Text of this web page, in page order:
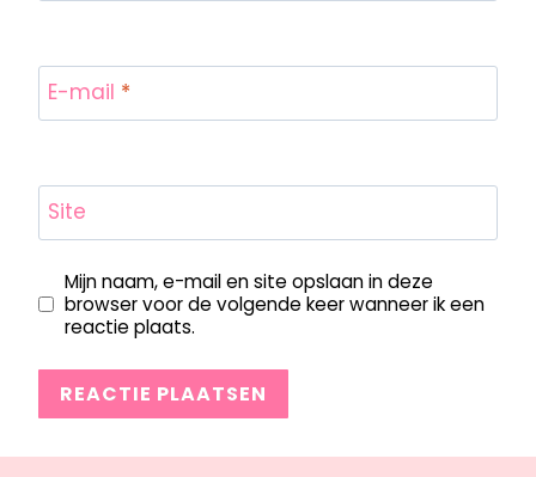
E-mail *
Site
Mijn naam, e-mail en site opslaan in deze
browser voor de volgende keer wanneer ik een
reactie plaats.